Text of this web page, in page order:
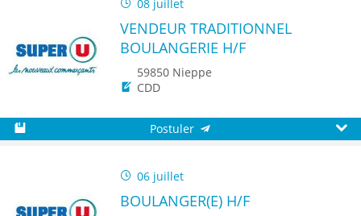
08 juillet
VENDEUR TRADITIONNEL
BOULANGERIE H/F
59850 Nieppe
CDD
Postuler
06 juillet
BOULANGER(E) H/F